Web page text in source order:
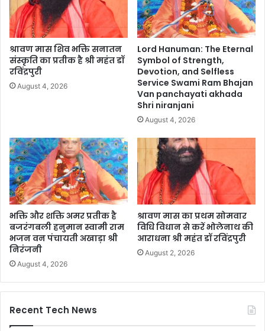
श्रावण मास शिव भक्ति सनातन
संस्कृति का प्रतीक है श्री महंत डॉ
रविंद्रपुरी
August 4, 2026
Lord Hanuman: The Eternal
Symbol of Strength,
Devotion, and Selfless
Service Swami Ram Bhajan
Van panchayati akhada
Shri niranjani
August 4, 2026
भक्ति और शक्ति अमर प्रतीक है
बजरंगबली हनुमान स्वामी राम
भजन वन पंचायती अखाड़ा श्री
निरंजनी
August 4, 2026
श्रावण मास का प्रथम सोमवार
विधि विधान से करें भोलेनाथ की
आराधना श्री महंत डॉ रविंद्रपुरी
August 2, 2026
Recent Tech News